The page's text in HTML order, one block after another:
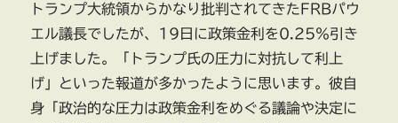
トランプ大統領からかなり批判されてきたFRBパウ
エル議長でしたが、19日に政策金利を0.25％引き
上げました。「トランプ氏の圧力に対抗して利上
げ」といった報道が多かったように思います。彼自
身「政治的な圧力は政策金利をめぐる議論や決定に